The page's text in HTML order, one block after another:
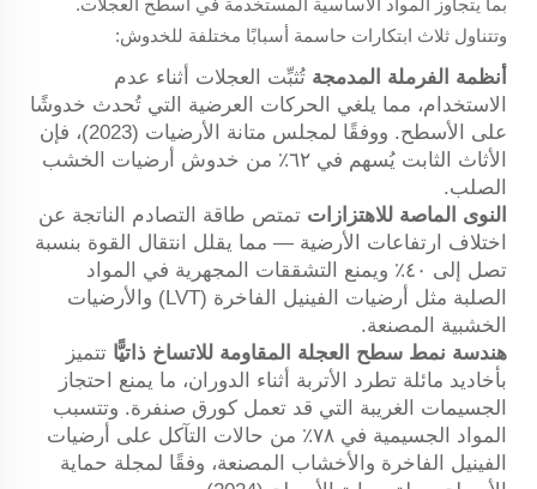
بما يتجاوز المواد الأساسية المستخدمة في أسطح العجلات.
وتتناول ثلاث ابتكارات حاسمة أسبابًا مختلفة للخدوش:
أنظمة الفرملة المدمجة تُثبِّت العجلات أثناء عدم
الاستخدام، مما يلغي الحركات العرضية التي تُحدث خدوشًا
على الأسطح. ووفقًا لمجلس متانة الأرضيات (2023)، فإن
الأثاث الثابت يُسهم في ٦٢٪ من خدوش أرضيات الخشب
الصلب.
النوى الماصة للاهتزازات تمتص طاقة التصادم الناتجة عن
اختلاف ارتفاعات الأرضية — مما يقلل انتقال القوة بنسبة
تصل إلى ٤٠٪ ويمنع التشققات المجهرية في المواد
الصلبة مثل أرضيات الفينيل الفاخرة (LVT) والأرضيات
الخشبية المصنعة.
هندسة نمط سطح العجلة المقاومة للاتساخ ذاتيًّا تتميز
بأخاديد مائلة تطرد الأتربة أثناء الدوران، ما يمنع احتجاز
الجسيمات الغريبة التي قد تعمل كورق صنفرة. وتتسبب
المواد الجسيمية في ٧٨٪ من حالات التآكل على أرضيات
الفينيل الفاخرة والأخشاب المصنعة، وفقًا لمجلة حماية